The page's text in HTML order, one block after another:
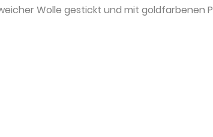
Wolle gestickt und mit goldfarbenen